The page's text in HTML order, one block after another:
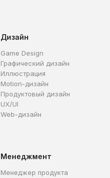
Дизайн
Game Design
Графический дизайн
Иллюстрация
Motion-дизайн
Продуктовый дизайн
UX/UI
Web-дизайн
Менеджмент
Менеджер продукта